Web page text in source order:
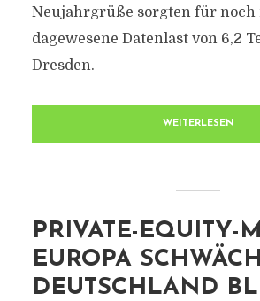
Neujahrgrüße sorgten für noch
dagewesene Datenlast von 6,2
Dresden.
WEITERLESEN
PRIVATE-EQUITY-
EUROPA
DEUTSCHLAND